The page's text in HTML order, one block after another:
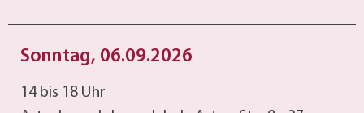
Sonntag, 06.09.2026
14 bis 18 Uhr